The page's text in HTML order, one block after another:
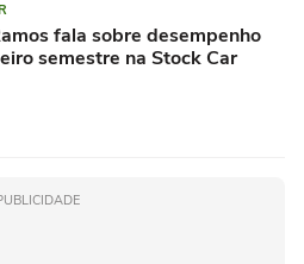
fala sobre desempenho
semestre na Stock Car